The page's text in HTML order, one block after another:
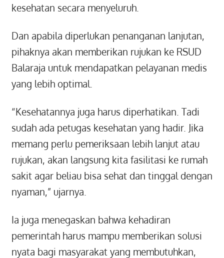
kesehatan secara menyeluruh.
Dan apabila diperlukan penanganan lanjutan,
pihaknya akan memberikan rujukan ke RSUD
Balaraja untuk mendapatkan pelayanan medis
yang lebih optimal.
“Kesehatannya juga harus diperhatikan. Tadi
sudah ada petugas kesehatan yang hadir. Jika
memang perlu pemeriksaan lebih lanjut atau
rujukan, akan langsung kita fasilitasi ke rumah
sakit agar beliau bisa sehat dan tinggal dengan
nyaman,” ujarnya.
Ia juga menegaskan bahwa kehadiran
pemerintah harus mampu memberikan solusi
nyata bagi masyarakat yang membutuhkan,